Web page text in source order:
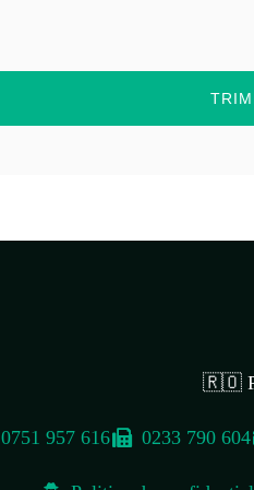
🇷🇴
0751 957 616 0233 790 604